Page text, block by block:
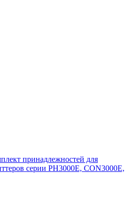
принадлежностей для
серии PH3000E, CON3000E,